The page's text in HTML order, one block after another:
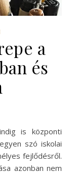
a
és
szó iskolai
fejlődésről.
azonban nem